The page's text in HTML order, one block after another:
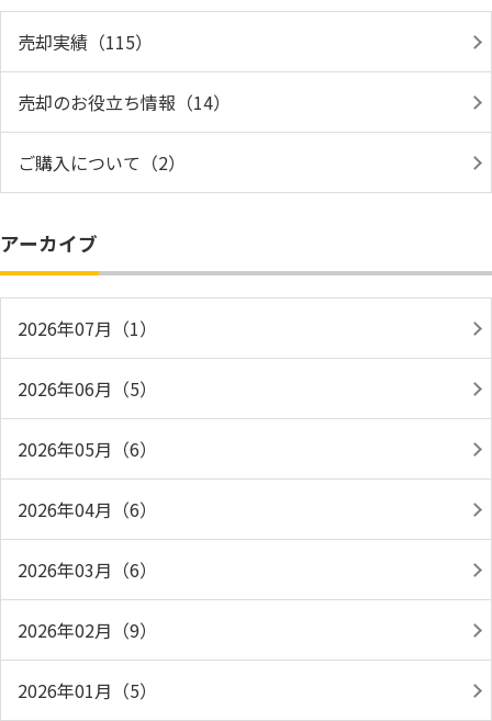
売却実績（115）
売却のお役立ち情報（14）
ご購入について（2）
アーカイブ
2026年07月（1）
2026年06月（5）
2026年05月（6）
2026年04月（6）
2026年03月（6）
2026年02月（9）
2026年01月（5）